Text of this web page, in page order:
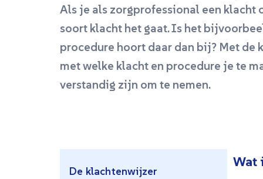
Als je als zorgprofessional een
soort klacht het gaat. Is het
procedure hoort daar dan bij? Met de
met welke klacht en procedure je te
verstandig zijn om te nemen.
De klachtenwijzer
Wat